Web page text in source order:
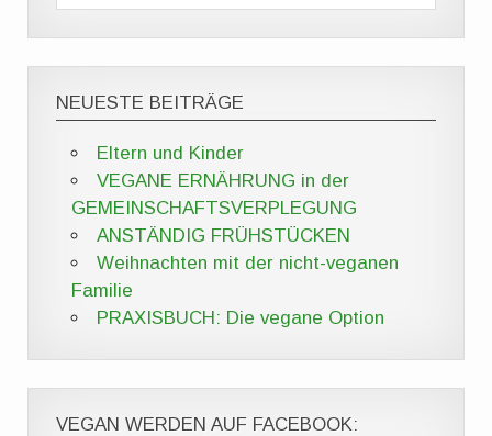
NEUESTE BEITRÄGE
Eltern und Kinder
VEGANE ERNÄHRUNG in der
GEMEINSCHAFTSVERPLEGUNG
ANSTÄNDIG FRÜHSTÜCKEN
Weihnachten mit der nicht-veganen
Familie
PRAXISBUCH: Die vegane Option
VEGAN WERDEN AUF FACEBOOK: